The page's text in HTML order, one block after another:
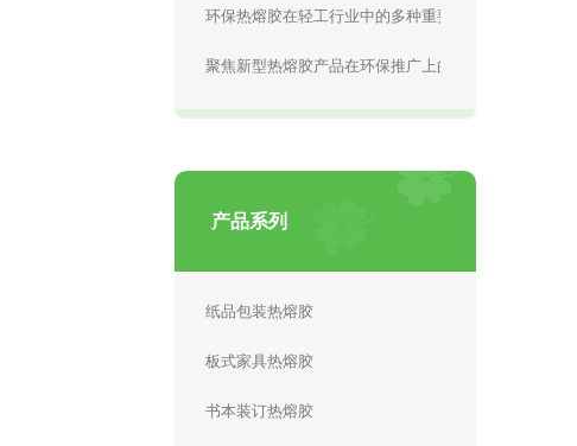
环保热熔胶在轻工行业中的多种重要应用
聚焦新型热熔胶产品在环保推广上的瓶颈问题
产品系列
纸品包装热熔胶
板式家具热熔胶
书本装订热熔胶